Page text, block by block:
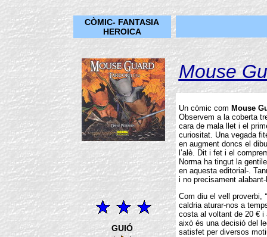
CÒMIC- FANTASIA
HEROICA
GUIÓ
Mouse
Un còmic com Mouse
Observem a la coberta
cara de mala llet i el
curiositat. Una vegada
en augment doncs el
l’alè. Dit i fet i el
Norma ha tingut la
en aquesta editorial-.
i no precisament
Com diu el vell proverbi,
caldria aturar-nos a
costa al voltant de 20 €
això és una decisió del
satisfet per diversos